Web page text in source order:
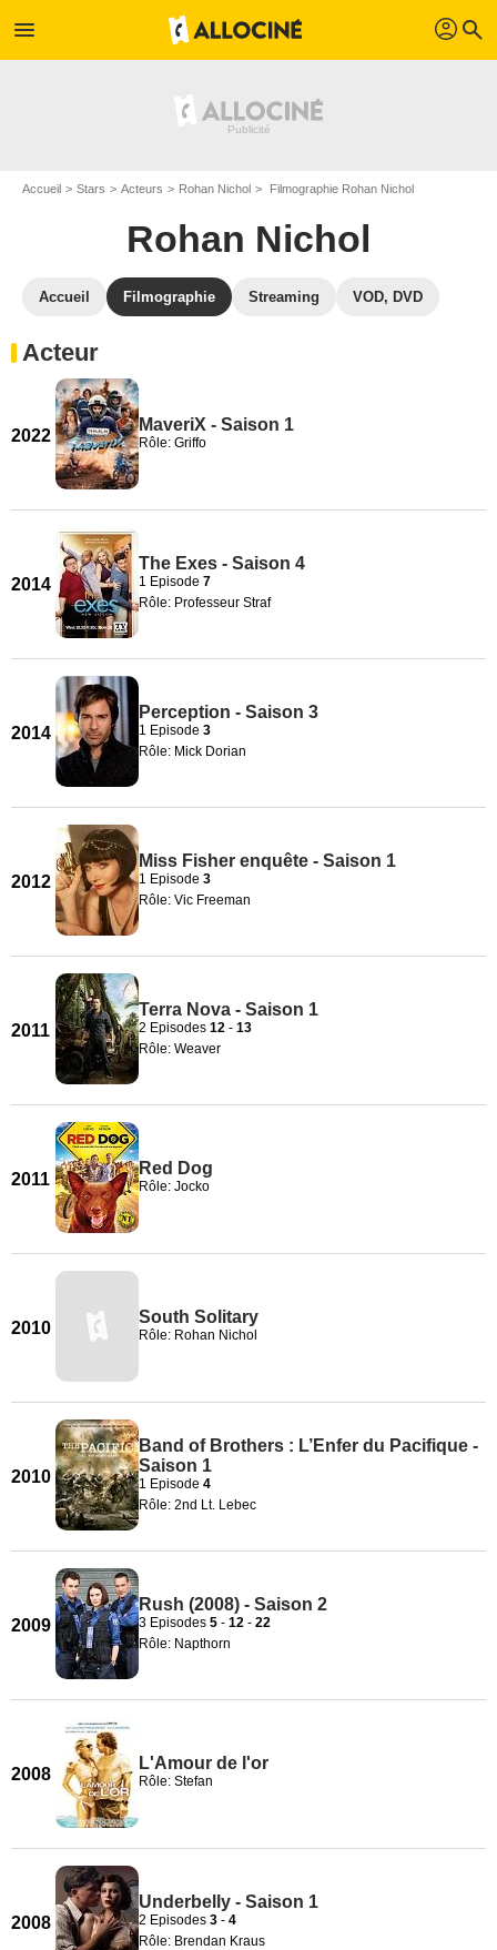
menu profil search
Accueil Stars Acteurs Rohan Nichol Filmographie Rohan Nichol
Rohan Nichol
Accueil Filmographie Streaming VOD, DVD
Acteur
2022
MaveriX - Saison 1
Rôle: Griffo
2014
The Exes - Saison 4
1 Episode 7
Rôle: Professeur Straf
2014
Perception - Saison 3
1 Episode 3
Rôle: Mick Dorian
2012
Miss Fisher enquête - Saison 1
1 Episode 3
Rôle: Vic Freeman
2011
Terra Nova - Saison 1
2 Episodes 12 - 13
Rôle: Weaver
2011
Red Dog
Rôle: Jocko
2010
South Solitary
Rôle: Rohan Nichol
2010
Band of Brothers : L’Enfer du Pacifique -
Saison 1
1 Episode 4
Rôle: 2nd Lt. Lebec
2009
Rush (2008) - Saison 2
3 Episodes 5 - 12 - 22
Rôle: Napthorn
2008
L'Amour de l'or
Rôle: Stefan
2008
Underbelly - Saison 1
2 Episodes 3 - 4
Rôle: Brendan Kraus